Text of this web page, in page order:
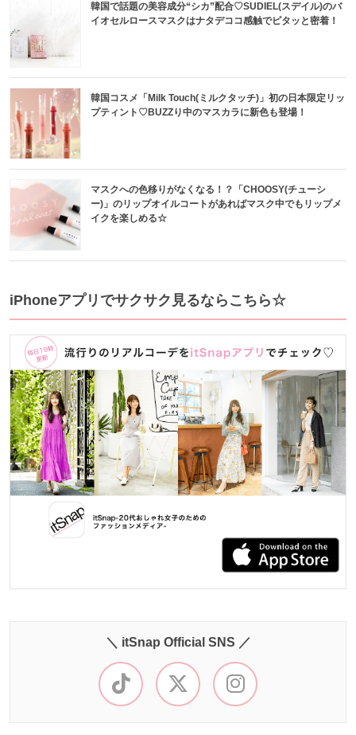
韓国で話題の美容成分“シカ”配合♡SUDIEL(スデイル)のバ
イオセルロースマスクはナタデココ感触でピタッと密着！
韓国コスメ「Milk Touch(ミルクタッチ)」初の⽇本限定リッ
プティント♡BUZZり中のマスカラに新色も登場！
マスクへの色移りがなくなる！？「CHOOSY(チューシ
ー)」のリップオイルコートがあればマスク中でもリップメ
イクを楽しめる☆
iPhoneアプリでサクサク見るならこちら☆
＼ itSnap Official SNS ／